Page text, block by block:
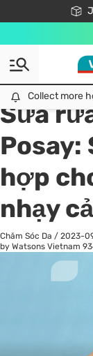
Collect more
All
Chăm Sóc Cá Nhân
Sữa
Posay:
hợp
nhạy
Chăm Sóc Da / 2023-
by Watsons Vietnam